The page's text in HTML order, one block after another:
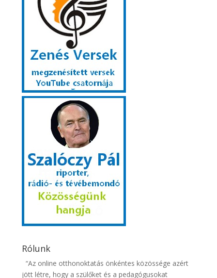
Rólunk
“Az online otthonoktatás önkéntes közössége azért
jött létre, hogy a szülőket és a pedagógusokat